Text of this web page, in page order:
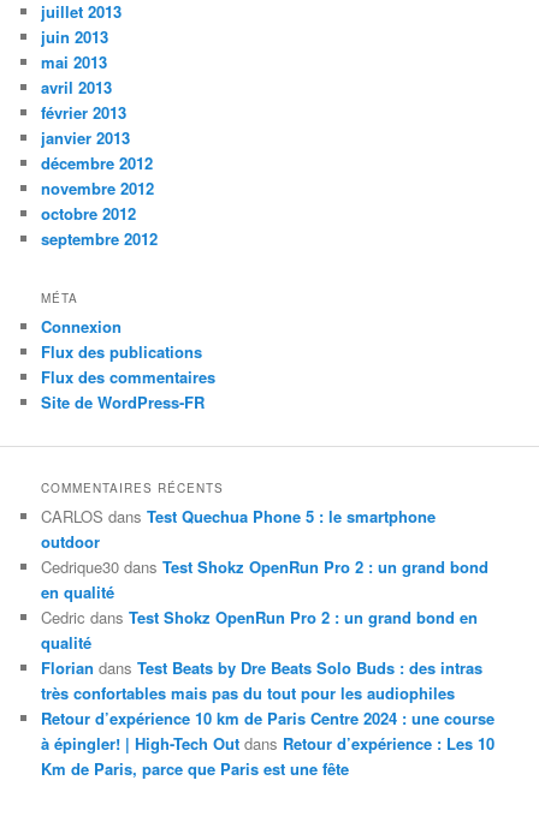
juillet 2013
juin 2013
mai 2013
avril 2013
février 2013
janvier 2013
décembre 2012
novembre 2012
octobre 2012
septembre 2012
MÉTA
Connexion
Flux des publications
Flux des commentaires
Site de WordPress-FR
COMMENTAIRES RÉCENTS
CARLOS dansTest Quechua Phone 5 : le smartphone
outdoor
Cedrique30 dansTest Shokz OpenRun Pro 2 : un grand bond
en qualité
Cedric dansTest Shokz OpenRun Pro 2 : un grand bond en
qualité
Florian dansTest Beats by Dre Beats Solo Buds : des intras
très confortables mais pas du tout pour les audiophiles
Retour d’expérience 10 km de Paris Centre 2024 : une course
à épingler! | High-Tech Out dans Retour d’expérience : Les 10
Km de Paris, parce que Paris est une fête